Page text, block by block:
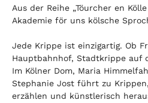
Aus der Reihe „Töurcher en
Akademie för uns kölsche
Jede Krippe ist einzigartig. Ob
Hauptbahnhof, Stadtkrippe auf
Im Kölner Dom, Maria
Stephanie Jost führt zu
erzählen und künstlerisch